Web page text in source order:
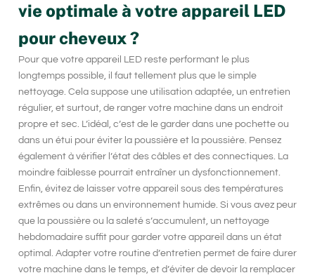
vie optimale à votre appareil LED
pour cheveux ?
Pour que votre appareil LED reste performant le plus
longtemps possible, il faut tellement plus que le simple
nettoyage. Cela suppose une utilisation adaptée, un entretien
régulier, et surtout, de ranger votre machine dans un endroit
propre et sec. L’idéal, c’est de le garder dans une pochette ou
dans un étui pour éviter la poussière et la poussière. Pensez
également à vérifier l’état des câbles et des connectiques. La
moindre faiblesse pourrait entraîner un dysfonctionnement.
Enfin, évitez de laisser votre appareil sous des températures
extrêmes ou dans un environnement humide. Si vous avez peur
que la poussière ou la saleté s’accumulent, un nettoyage
hebdomadaire suffit pour garder votre appareil dans un état
optimal. Adapter votre routine d’entretien permet de faire durer
votre machine dans le temps, et d’éviter de devoir la remplacer